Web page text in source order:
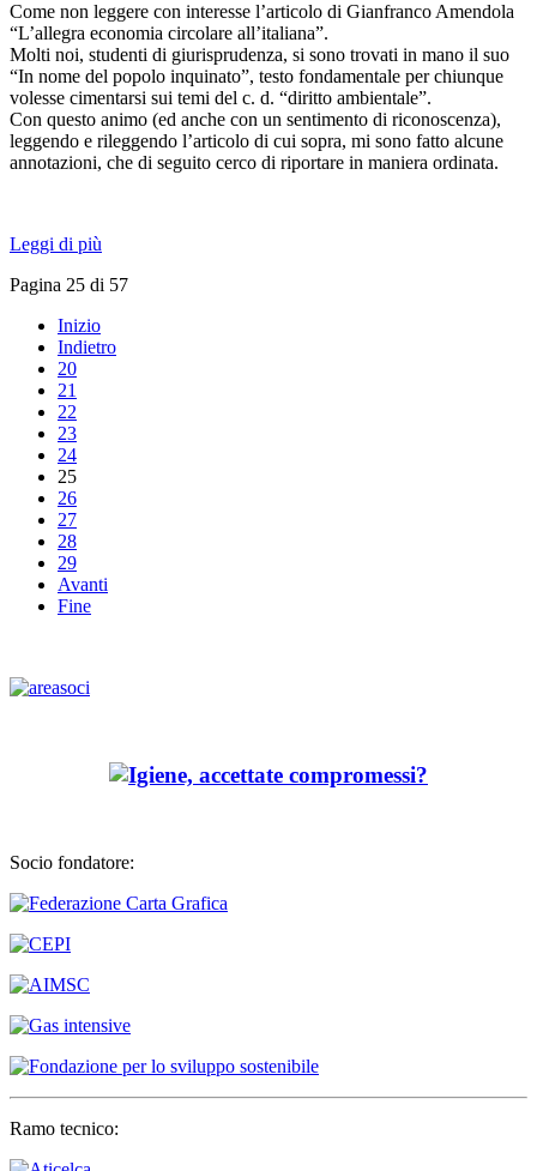
Come non leggere con interesse l’articolo di Gianfranco Amendola
“L’allegra economia circolare all’italiana”.
Molti noi, studenti di giurisprudenza, si sono trovati in mano il suo
“In nome del popolo inquinato”, testo fondamentale per chiunque
volesse cimentarsi sui temi del c. d. “diritto ambientale”.
Con questo animo (ed anche con un sentimento di riconoscenza),
leggendo e rileggendo l’articolo di cui sopra, mi sono fatto alcune
annotazioni, che di seguito cerco di riportare in maniera ordinata.
Leggi di più
Pagina 25 di 57
Inizio
Indietro
20
21
22
23
24
25
26
27
28
29
Avanti
Fine
Socio fondatore:
Ramo tecnico: